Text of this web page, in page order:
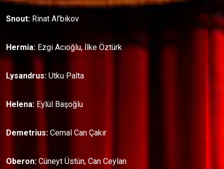
Snout: Rinat Al’bikov
Hermia: Ezgi Acıoğlu, İlke Öztürk
Lysandrus: Utku Palta
Helena: Eylül Başoğlu
Demetrius: Cemal Can Çakır
Oberon: Cüneyt Üstün, Can Ceylan